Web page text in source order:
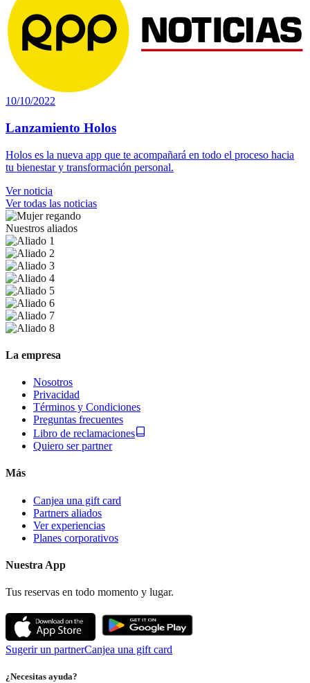
10/10/2022
Lanzamiento Holos
Holos es la nueva app que te acompañará en todo el proceso hacia
tu bienestar y transformación personal.
Ver noticia
Ver todas las noticias
Nuestros aliados
La empresa
Nosotros
Privacidad
Términos y Condiciones
Preguntas frecuentes
Libro de reclamaciones
Quiero ser partner
Más
Canjea una gift card
Partners aliados
Ver experiencias
Planes corporativos
Nuestra App
Tus reservas en todo momento y lugar.
Sugerir un partnerCanjea una gift card
¿Necesitas ayuda?